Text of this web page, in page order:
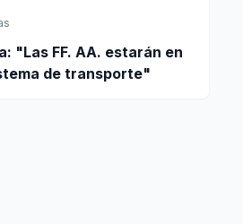
"Las FF. AA. estarán en
de transporte"